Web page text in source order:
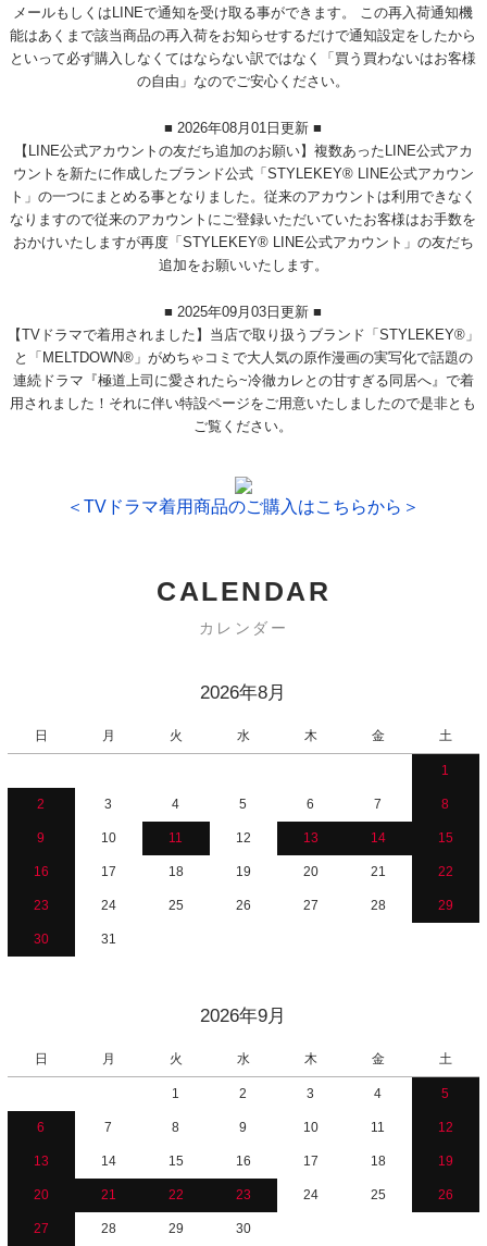
メールもしくはLINEで通知を受け取る事ができます。 この再入荷通知機
能はあくまで該当商品の再入荷をお知らせするだけで通知設定をしたから
といって必ず購入しなくてはならない訳ではなく「買う買わないはお客様
の自由」なのでご安心ください。
■ 2026年08月01日更新 ■
【LINE公式アカウントの友だち追加のお願い】複数あったLINE公式アカ
ウントを新たに作成したブランド公式「STYLEKEY® LINE公式アカウン
ト」の一つにまとめる事となりました。従来のアカウントは利用できなく
なりますので従来のアカウントにご登録いただいていたお客様はお手数を
おかけいたしますが再度「STYLEKEY® LINE公式アカウント」の友だち
追加をお願いいたします。
■ 2025年09月03日更新 ■
【TVドラマで着用されました】当店で取り扱うブランド「STYLEKEY®」
と「MELTDOWN®」がめちゃコミで大人気の原作漫画の実写化で話題の
連続ドラマ『極道上司に愛されたら~冷徹カレとの甘すぎる同居へ』で着
用されました！それに伴い特設ページをご用意いたしましたので是非とも
ご覧ください。
＜TVドラマ着用商品のご購入はこちらから＞
CALENDAR
カレンダー
2026年8月
日 月 火 水 木 金 土
1
2 3 4 5 6 7 8
9 10 11 12 13 14 15
16 17 18 19 20 21 22
23 24 25 26 27 28 29
30 31
2026年9月
日 月 火 水 木 金 土
1 2 3 4 5
6 7 8 9 10 11 12
13 14 15 16 17 18 19
20 21 22 23 24 25 26
27 28 29 30